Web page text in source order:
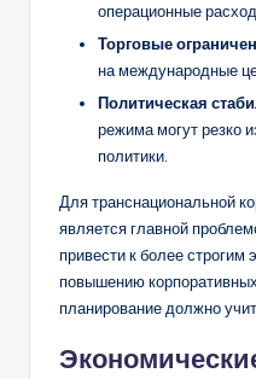
операционные
Торговые
на международные
Политическая
режима могут резко
политики.
Для транснациональной
является главной
привести к более
повышению
планирование должно